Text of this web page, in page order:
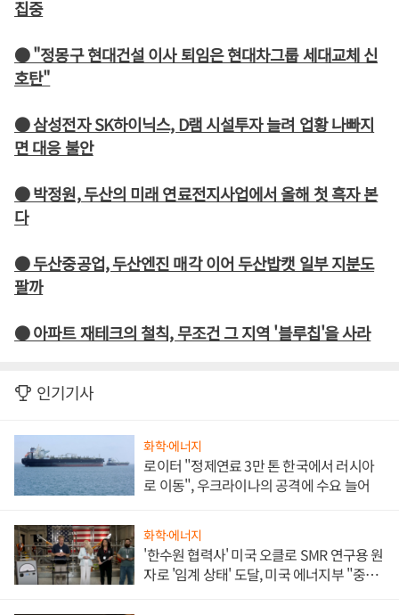
집중
● "정몽구 현대건설 이사 퇴임은 현대차그룹 세대교체 신
호탄"
● 삼성전자 SK하이닉스, D램 시설투자 늘려 업황 나빠지
면 대응 불안
● 박정원, 두산의 미래 연료전지사업에서 올해 첫 흑자 본
다
● 두산중공업, 두산엔진 매각 이어 두산밥캣 일부 지분도
팔까
● 아파트 재테크의 철칙, 무조건 그 지역 '블루칩'을 사라
인기기사
화학·에너지
로이터 "정제연료 3만 톤 한국에서 러시아
로 이동", 우크라이나의 공격에 수요 늘어
화학·에너지
'한수원 협력사' 미국 오클로 SMR 연구용 원
자로 '임계 상태' 도달, 미국 에너지부 "중요